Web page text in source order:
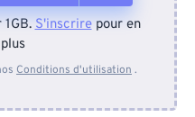
1GB.S'inscrirepour en
Conditions d'utilisation .